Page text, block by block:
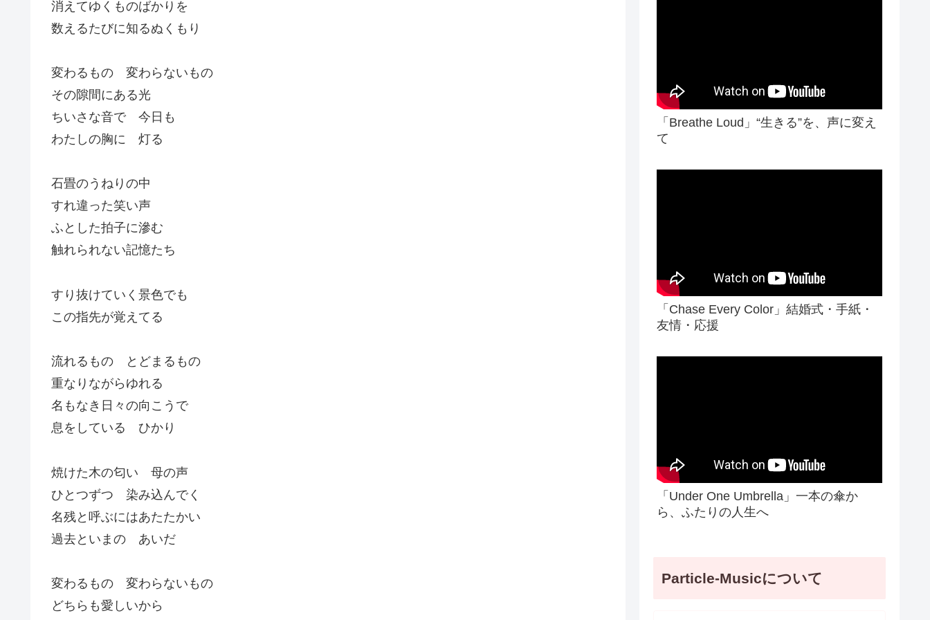
消えてゆくものばかりを
数えるたびに知るぬくもり
変わるもの 変わらないもの
その隙間にある光
ちいさな音で 今日も
わたしの胸に 灯る
石畳のうねりの中
すれ違った笑い声
ふとした拍子に滲む
触れられない記憶たち
すり抜けていく景色でも
この指先が覚えてる
流れるもの とどまるもの
重なりながらゆれる
名もなき日々の向こうで
息をしている ひかり
焼けた木の匂い 母の声
ひとつずつ 染み込んでく
名残と呼ぶにはあたたかい
過去といまの あいだ
変わるもの 変わらないもの
どちらも愛しいから
「Breathe Loud」“生きる”を、声に変え
て
「Chase Every Color」結婚式・手紙・
友情・応援
「Under One Umbrella」一本の傘か
ら、ふたりの人生へ
Particle-Musicについて